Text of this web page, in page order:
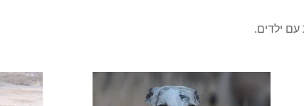
ילדים.